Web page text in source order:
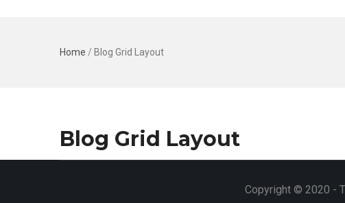
Home / Blog Grid Layout
Blog Grid Layout
Copyright © 2020 -